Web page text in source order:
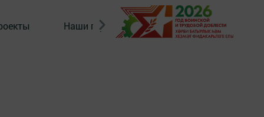
Наши герои Нормативно-правовые